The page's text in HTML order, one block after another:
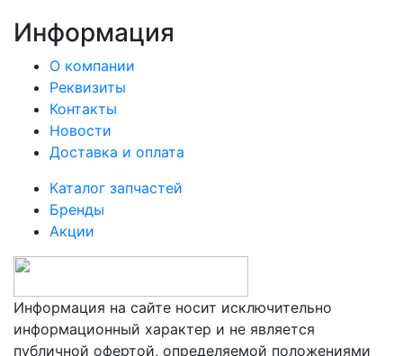
Информация на сайте носит исключительно
информационный характер и не является
публичной офертой, определяемой положениями
Информация
О компании
Реквизиты
Контакты
Новости
Доставка и оплата
Каталог запчастей
Бренды
Акции